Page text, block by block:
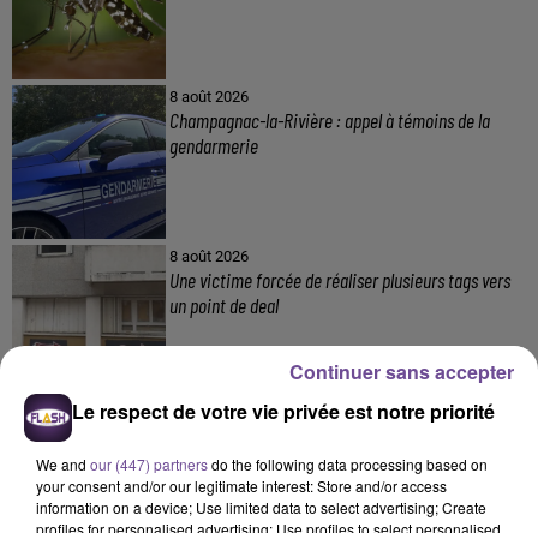
8 août 2026
Champagnac-la-Rivière : appel à témoins de la
gendarmerie
8 août 2026
Une victime forcée de réaliser plusieurs tags vers
un point de deal
8 août 2026
Le respect de votre vie privée est notre priorité
We and our (447) partnersdo the following data processing based on
your consent and/or our legitimate interest: Store and/or access
information on a device; Use limited data to select advertising; Create
profiles for personalised advertising; Use profiles to select personalised
Continuer sans accepter